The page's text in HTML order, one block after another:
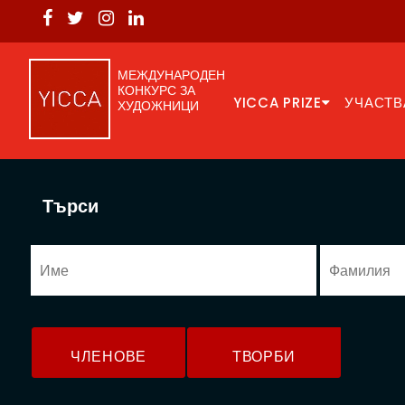
МЕЖДУНАРОДЕН
КОНКУРС ЗА
ХУДОЖНИЦИ
YICCA PRIZE
Търси
ЧЛЕНОВЕ ТВОРБИ